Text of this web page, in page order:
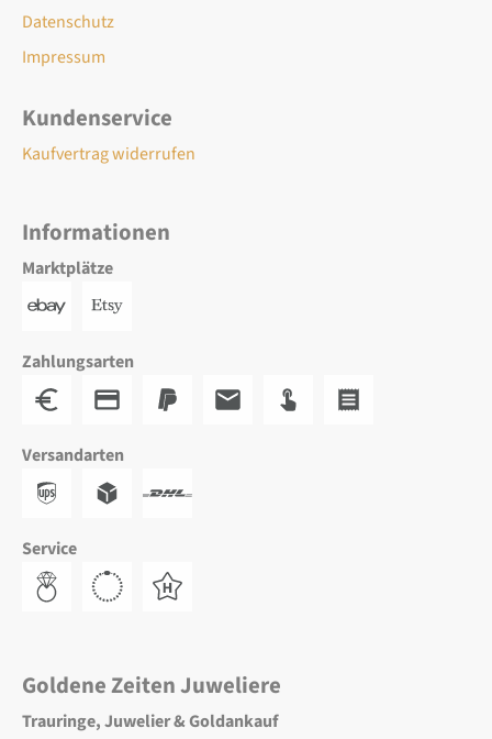
Datenschutz
Impressum
Kundenservice
Kaufvertrag widerrufen
Informationen
Marktplätze
Zahlungsarten
Versandarten
Service
Goldene Zeiten Juweliere
Trauringe, Juwelier & Goldankauf